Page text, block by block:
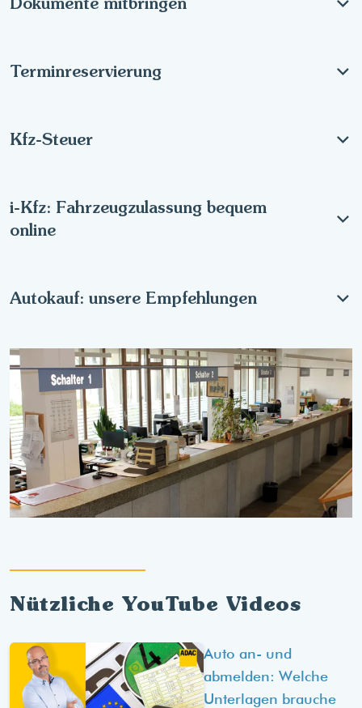
Terminreservierung
Kfz-Steuer
i-Kfz: Fahrzeugzulassung bequem
online
Autokauf: unsere Empfehlungen
Nützliche YouTube Videos
Auto an- und
abmelden: Welche
Unterlagen brauche